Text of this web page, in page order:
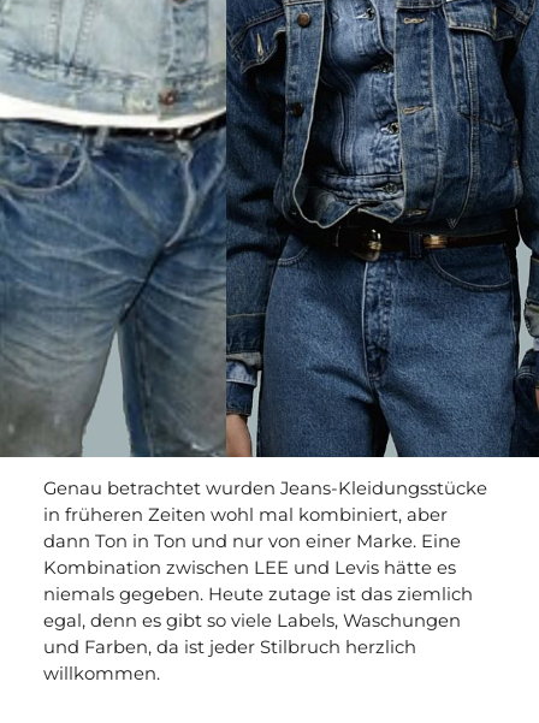
Genau betrachtet wurden Jeans-Kleidungsstücke
in früheren Zeiten wohl mal kombiniert, aber
dann Ton in Ton und nur von einer Marke. Eine
Kombination zwischen LEE und Levis hätte es
niemals gegeben. Heute zutage ist das ziemlich
egal, denn es gibt so viele Labels, Waschungen
und Farben, da ist jeder Stilbruch herzlich
willkommen.